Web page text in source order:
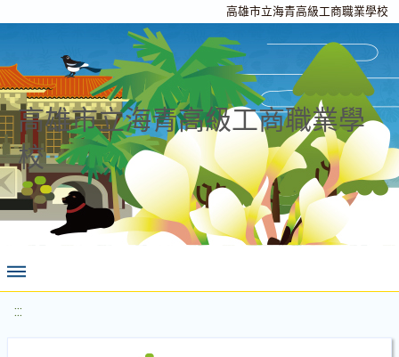
高雄市立海青高級工商職業學校
高雄市立海青高級工商職業學
校
:::